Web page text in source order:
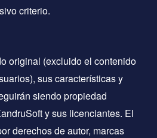
criterio.
original (excluido el contenido
sus características y
siendo propiedad
y sus licenciantes. El
derechos de autor, marcas